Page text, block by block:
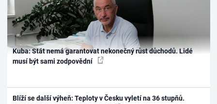
Kuba: Stát nemá garantovat nekonečný růst důchodů. Lidé
musí být sami zodpovědní
Blíží se další výheň: Teploty v Česku vyletí na 36 stupňů.